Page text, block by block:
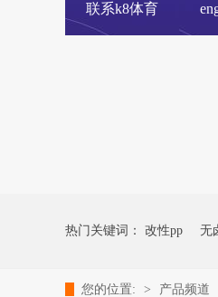
联系k8体育
热门关键词： 改性pp 无
您的位置: > 产品频道